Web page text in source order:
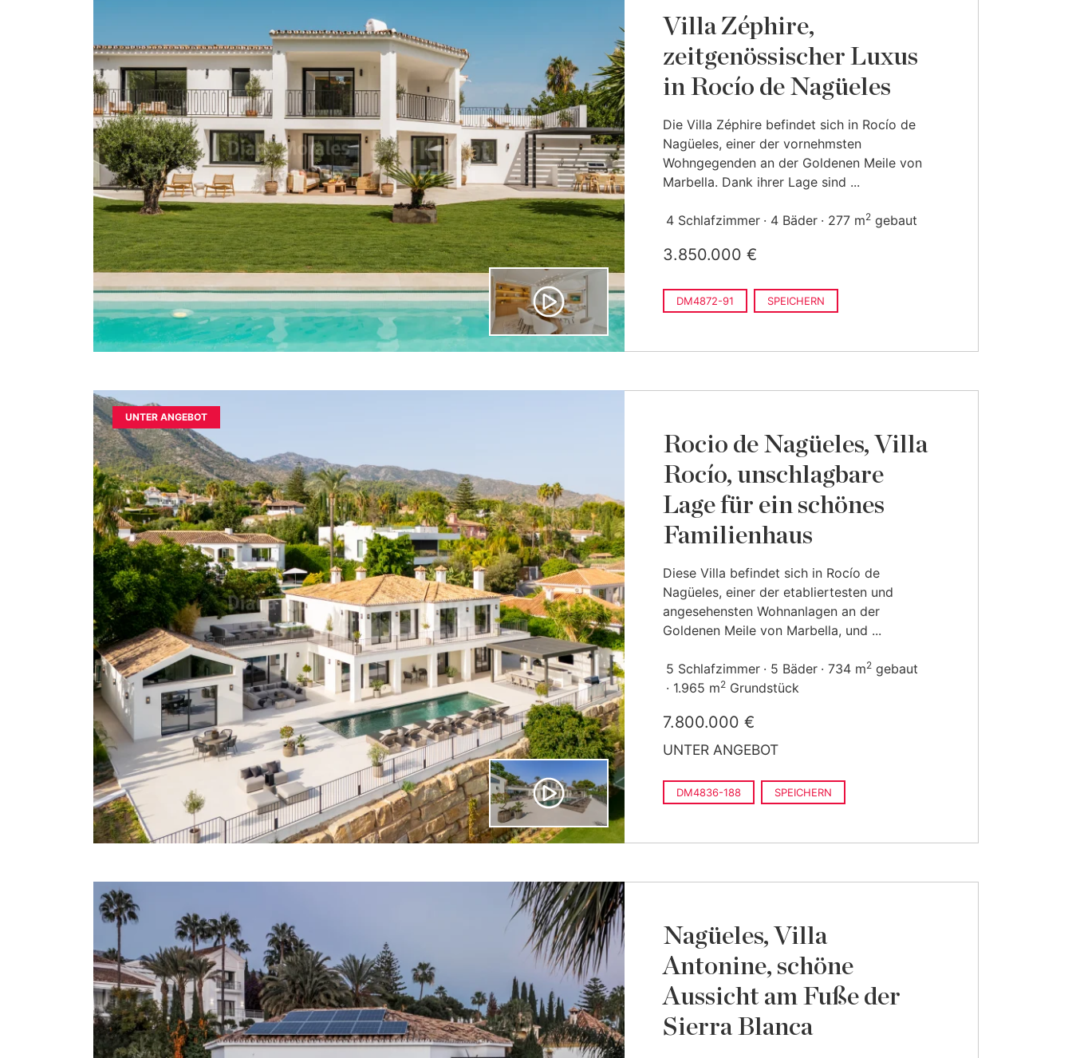
Villa Zéphire,
zeitgenössischer Luxus
in Rocío de Nagüeles
Die Villa Zéphire befindet sich in Rocío de
Nagüeles, einer der vornehmsten
Wohngegenden an der Goldenen Meile von
Marbella. Dank ihrer Lage sind ...
4 Schlafzimmer 4 Bäder 277 m2 gebaut
3.850.000 €
DM4872-91 SPEICHERN
UNTER ANGEBOT
Rocio de Nagüeles, Villa
Rocío, unschlagbare
Lage für ein schönes
Familienhaus
Diese Villa befindet sich in Rocío de
Nagüeles, einer der etabliertesten und
angesehensten Wohnanlagen an der
Goldenen Meile von Marbella, und ...
5 Schlafzimmer 5 Bäder 734 m2 gebaut
1.965 m2 Grundstück
7.800.000 €
UNTER ANGEBOT
DM4836-188 SPEICHERN
Nagüeles, Villa
Antonine, schöne
Aussicht am Fuße der
Sierra Blanca